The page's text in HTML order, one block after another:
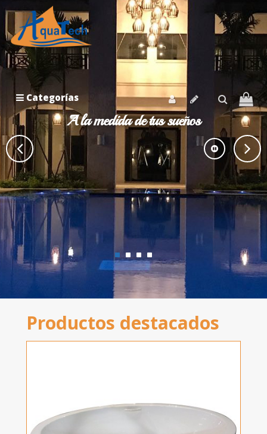
Categorías
A la medida de tus sueños
Productos destacados